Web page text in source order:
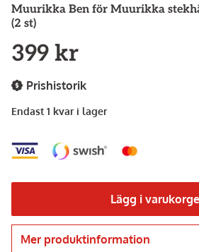
Muurikka Ben för Muurikka
(2 st)
399 kr
Prishistorik
Endast 1 kvar i lager
Lägg i
Gå till kassan
Mer produktinformation